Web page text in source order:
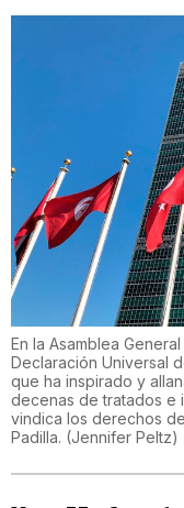
En la Asamblea
Declaración Universal
que ha inspirado y
decenas de tratados e
vindica los derechos
Padilla. (Jennifer Peltz)